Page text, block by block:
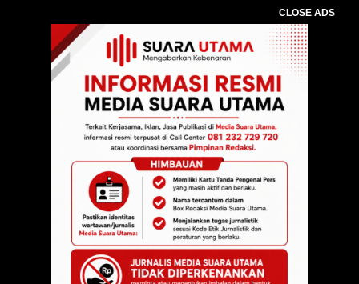
CLOSE ADS